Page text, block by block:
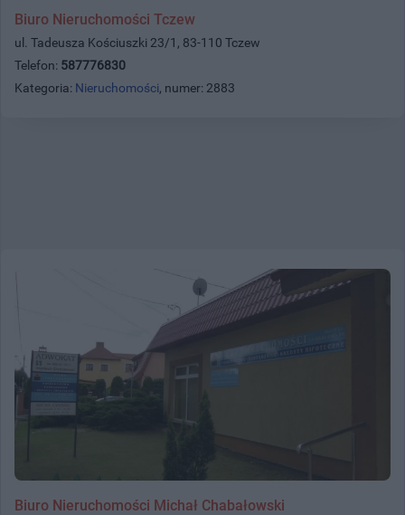
Biuro Nieruchomości Tczew
ul. Tadeusza Kościuszki 23/1, 83-110 Tczew
Telefon: 587776830
Kategoria: Nieruchomości, numer: 2883
Biuro Nieruchomości Michał Chabałowski